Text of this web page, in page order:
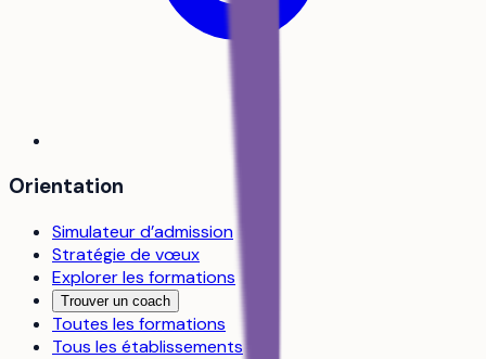
Orientation
Simulateur d’admission
Stratégie de vœux
Explorer les formations
Trouver un coach
Toutes les formations
Tous les établissements